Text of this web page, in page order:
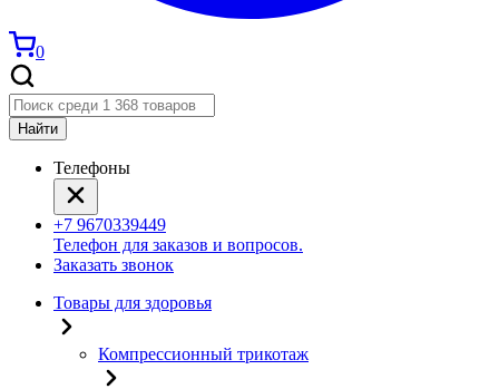
0
Найти
Телефоны
+7 9670339449
Телефон для заказов и вопросов.
Заказать звонок
Товары для здоровья
Компрессионный трикотаж